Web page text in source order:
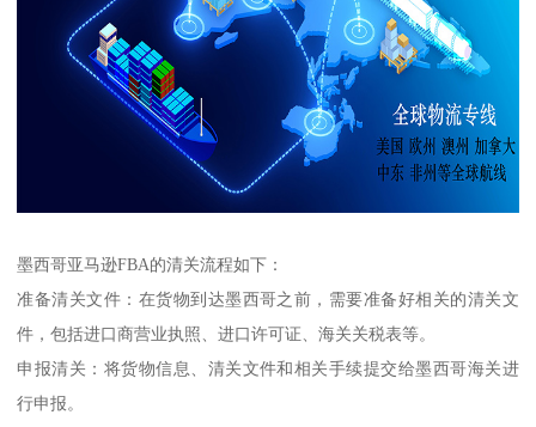
墨西哥亚马逊FBA的清关流程如下：
准备清关文件：在货物到达墨西哥之前，需要准备好相关的清关文
件，包括进口商营业执照、进口许可证、海关关税表等。
申报清关：将货物信息、清关文件和相关手续提交给墨西哥海关进
行申报。